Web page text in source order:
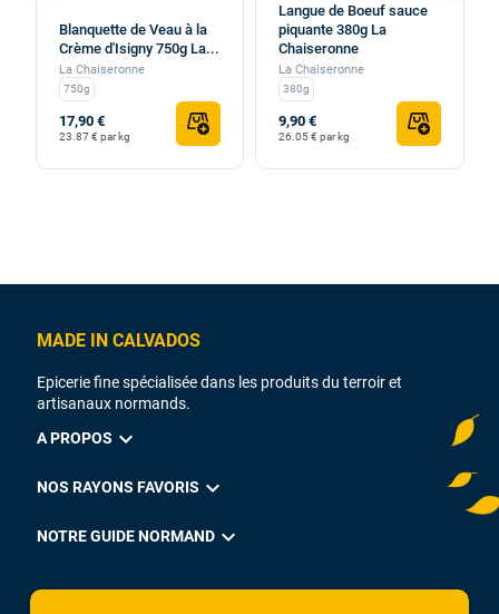
Blanquette de Veau à la
Crème d'Isigny 750g La...
La Chaiseronne
750g
17,90 €
23.87 € par kg
Langue de Boeuf sauce
piquante 380g La
Chaiseronne
La Chaiseronne
380g
9,90 €
26.05 € par kg
MADE IN CALVADOS
Epicerie fine spécialisée dans les produits du terroir et
artisanaux normands.
A PROPOS expand_more
NOS RAYONS FAVORIS expand_more
NOTRE GUIDE NORMAND expand_more